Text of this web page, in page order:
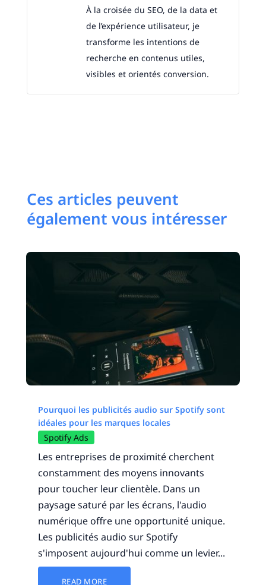
À la croisée du SEO, de la data et
de l’expérience utilisateur, je
transforme les intentions de
recherche en contenus utiles,
visibles et orientés conversion.
Ces articles peuvent
également vous intéresser
Pourquoi les publicités audio sur Spotify sont
idéales pour les marques locales
Spotify Ads
Les entreprises de proximité cherchent
constamment des moyens innovants
pour toucher leur clientèle. Dans un
paysage saturé par les écrans, l'audio
numérique offre une opportunité unique.
Les publicités audio sur Spotify
s'imposent aujourd'hui comme un levier...
READ MORE